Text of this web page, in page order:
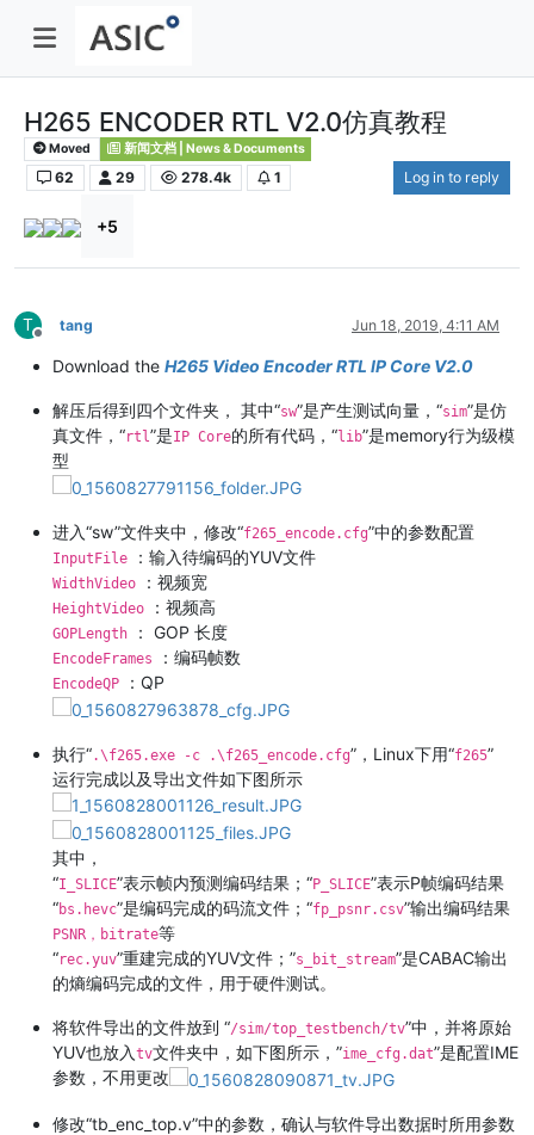
H265 ENCODER RTL V2.0仿真教程
Moved 新闻文档 | News & Documents
62 29 278.4k 1 Log in to reply
+5
T
Offline
tang Jun 18, 2019, 4:11 AM
Download the H265 Video Encoder RTL IP Core V2.0
解压后得到四个文件夹， 其中“sw”是产生测试向量，“sim”是仿
真文件，“rtl”是IP Core的所有代码，“lib”是memory行为级模
型
进入“sw”文件夹中，修改“f265_encode.cfg”中的参数配置
InputFile ：输入待编码的YUV文件
WidthVideo ：视频宽
HeightVideo ：视频高
GOPLength ： GOP 长度
EncodeFrames ：编码帧数
EncodeQP ：QP
执行“.\f265.exe -c .\f265_encode.cfg”，Linux下用“f265”
运行完成以及导出文件如下图所示
其中，
“I_SLICE”表示帧内预测编码结果；“P_SLICE”表示P帧编码结果
“bs.hevc”是编码完成的码流文件；“fp_psnr.csv”输出编码结果
PSNR，bitrate等
“rec.yuv”重建完成的YUV文件；”s_bit_stream”是CABAC输出
的熵编码完成的文件，用于硬件测试。
将软件导出的文件放到 “/sim/top_testbench/tv”中，并将原始
YUV也放入 tv文件夹中，如下图所示，”ime_cfg.dat”是配置IME
参数，不用更改
修改“tb_enc_top.v”中的参数，确认与软件导出数据时所用参数